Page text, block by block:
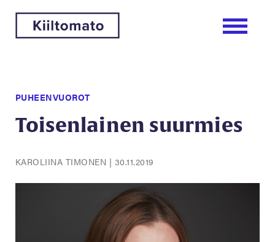
PUHEENVUOROT
Toisenlainen suurmies
KAROLIINA TIMONEN | 30.11.2019